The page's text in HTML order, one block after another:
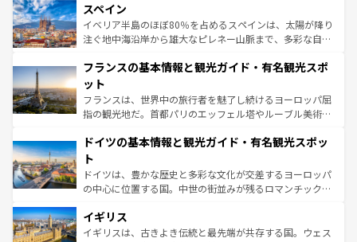
ろん、トスカーナの美しい田園風景やアマルフィ海岸の絶
景など、自然景観も見逃せない。観光の合間には、本場の
ピザやパスタなど、絶品のイタリア料理を堪能することも
ませてくれるイタリアで、忘れられない旅をしてみよう！
なお、新着のイタリア情報は
しい。
スペイン
イベリア半島のほぼ80％を占めるスペインは、太陽が降り
注ぐ地中海沿岸から雄大なピレネー山脈まで、多彩な自然
文化が根付くこの国では、情熱的なフラメンコ、熱気あふ
れる闘牛、そして美味しいタパスが生活の一部となってい
る。首都マドリードの洗練された雰囲気や、バルセロナの
アートに溢れた街角から、地方では古代ローマ遺跡や中世
せる。地方によって風土や気候が異なるスペインはその個
ンテンツ一覧 を参照してほしい。
フランスの基本情報と観光ガイド・有名観光スポ
ット
フランスは、世界中の旅行者を魅了し続けるヨーロッパ屈
指の観光地だ。首都パリのエッフェル塔やルーブル美術館
で、幅広い魅力が詰まっている。華麗な宮殿、歴史的な大
聖堂、美しいビーチ、そして豊かな自然が、訪れる者を心
から魅了する。また、フランスは美食の国としても知ら
れ、フランス料理はユネスコ無形文化遺産にも登録されて
香り高いラベンダー畑など、多彩な楽しみ方が可能だ。さ
らに、パリ以外の地域にも魅力が溢れており、どの街角に
ドイツの基本情報と観光ガイド・有名観光スポッ
ト
ドイツは、豊かな歴史と多彩な文化が交差するヨーロッパ
の中心に位置する国。中世の街並みが残るロマンチック街
顔を持つこの国は、どこを歩いても飽きることがない。ベ
ルリンの文化的活気、バイエルン州のアルプスの絶景、そ
イギリス
イギリスは、古きよき伝統と最先端が共存する国。ウェス